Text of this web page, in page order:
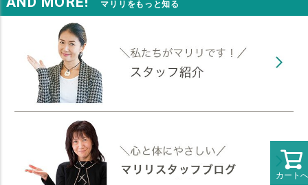
カートへ
マリリをもっと知る